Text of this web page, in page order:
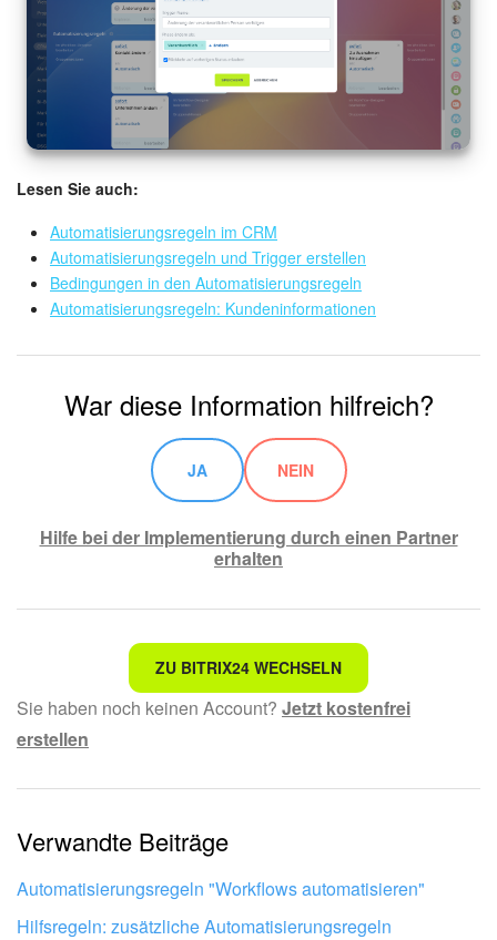
Lesen Sie auch:
Automatisierungsregeln im CRM
Automatisierungsregeln und Trigger erstellen
Bedingungen in den Automatisierungsregeln
Automatisierungsregeln: Kundeninformationen
War diese Information hilfreich?
JA NEIN
Hilfe bei der Implementierung durch einen Partner
erhalten
Nicht das, wonach ich suche.
Kompliziert und unverständlich formuliert.
Mir gefällt nicht, wie das Tool funktioniert.
ZU BITRIX24 WECHSELN
Sie haben noch keinen Account? Jetzt kostenfrei
erstellen
Verwandte Beiträge
Automatisierungsregeln "Workflows automatisieren"
Hilfsregeln: zusätzliche Automatisierungsregeln